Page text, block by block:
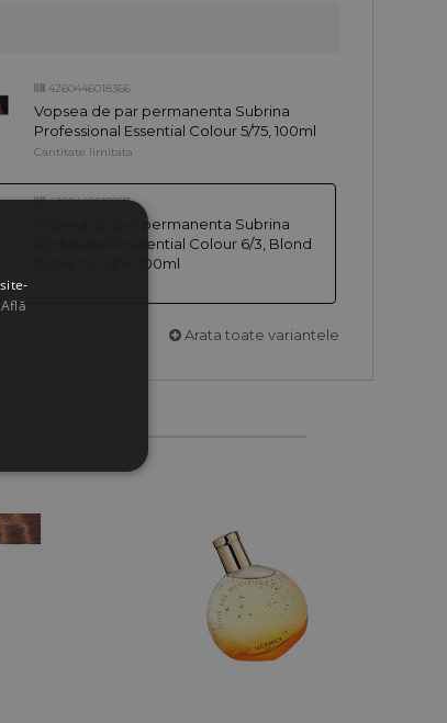
4260446018366
Vopsea de par permanenta Subrina
Professional Essential Colour 5/75, 100ml
Cantitate limitata
4260446017857
Vopsea de par permanenta Subrina
Professional Essential Colour 6/3, Blond
Inchis Cendre, 100ml
Arata toate variantele
Află